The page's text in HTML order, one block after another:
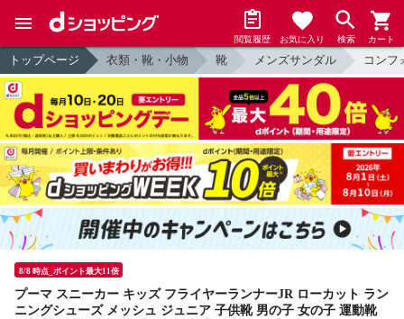
閲覧履歴 お気に入り 検索 カート
トップページ 衣類・靴・小物 靴 メンズサンダル コンフ
8/8 時点_ポイント最大11倍
プーマ スニーカー キッズ フライヤーランナーJR ローカット ラン
ニングシューズ メッシュ ジュニア 子供靴 男の子 女の子 運動靴